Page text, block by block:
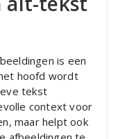
is een
hoofd wordt
tekst
context voor
maar helpt ook